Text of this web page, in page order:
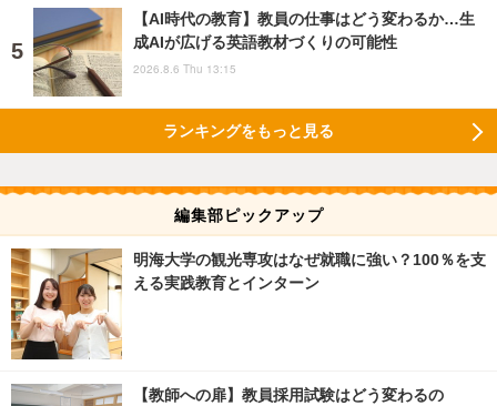
【AI時代の教育】教員の仕事はどう変わるか…生
成AIが広げる英語教材づくりの可能性
2026.8.6 Thu 13:15
ランキングをもっと見る
編集部ピックアップ
明海大学の観光専攻はなぜ就職に強い？100％を支
える実践教育とインターン
【教師への扉】教員採用試験はどう変わるの